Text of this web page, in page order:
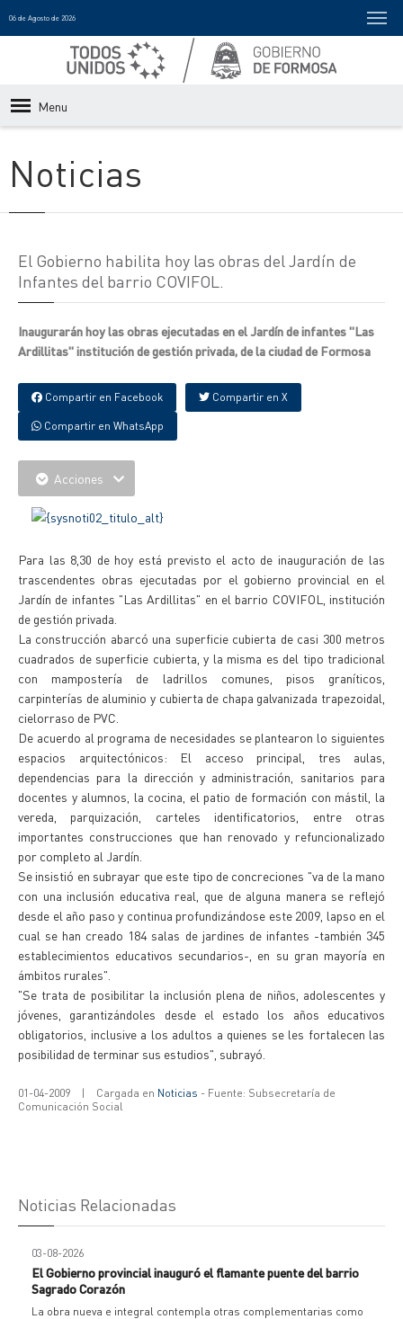
06 de Agosto de 2026
Menu
Noticias
El Gobierno habilita hoy las obras del Jardín de
Infantes del barrio COVIFOL.
Inaugurarán hoy las obras ejecutadas en el Jardín de infantes "Las
Ardillitas" institución de gestión privada, de la ciudad de Formosa
Compartir en Facebook Compartir en X
Compartir en WhatsApp
Acciones
Para las 8,30 de hoy está previsto el acto de inauguración de las
trascendentes obras ejecutadas por el gobierno provincial en el
Jardín de infantes "Las Ardillitas" en el barrio COVIFOL, institución
de gestión privada.
La construcción abarcó una superficie cubierta de casi 300 metros
cuadrados de superficie cubierta, y la misma es del tipo tradicional
con mampostería de ladrillos comunes, pisos graníticos,
carpinterías de aluminio y cubierta de chapa galvanizada trapezoidal,
cielorraso de PVC.
De acuerdo al programa de necesidades se plantearon lo siguientes
espacios arquitectónicos: El acceso principal, tres aulas,
dependencias para la dirección y administración, sanitarios para
docentes y alumnos, la cocina, el patio de formación con mástil, la
vereda, parquización, carteles identificatorios, entre otras
importantes construcciones que han renovado y refuncionalizado
por completo al Jardín.
Se insistió en subrayar que este tipo de concreciones "va de la mano
con una inclusión educativa real, que de alguna manera se reflejó
desde el año paso y continua profundizándose este 2009, lapso en el
cual se han creado 184 salas de jardines de infantes -también 345
establecimientos educativos secundarios-, en su gran mayoría en
ámbitos rurales".
"Se trata de posibilitar la inclusión plena de niños, adolescentes y
jóvenes, garantizándoles desde el estado los años educativos
obligatorios, inclusive a los adultos a quienes se les fortalecen las
posibilidad de terminar sus estudios", subrayó.
01-04-2009 | Cargada en Noticias - Fuente: Subsecretaría de
Comunicación Social
Noticias Relacionadas
03-08-2026
El Gobierno provincial inauguró el flamante puente del barrio
Sagrado Corazón
La obra nueva e integral contempla otras complementarias como